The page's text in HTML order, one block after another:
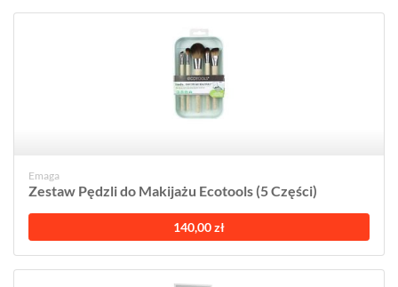
Emaga
Zestaw Pędzli do Makijażu Ecotools (5 Części)
140,00 zł